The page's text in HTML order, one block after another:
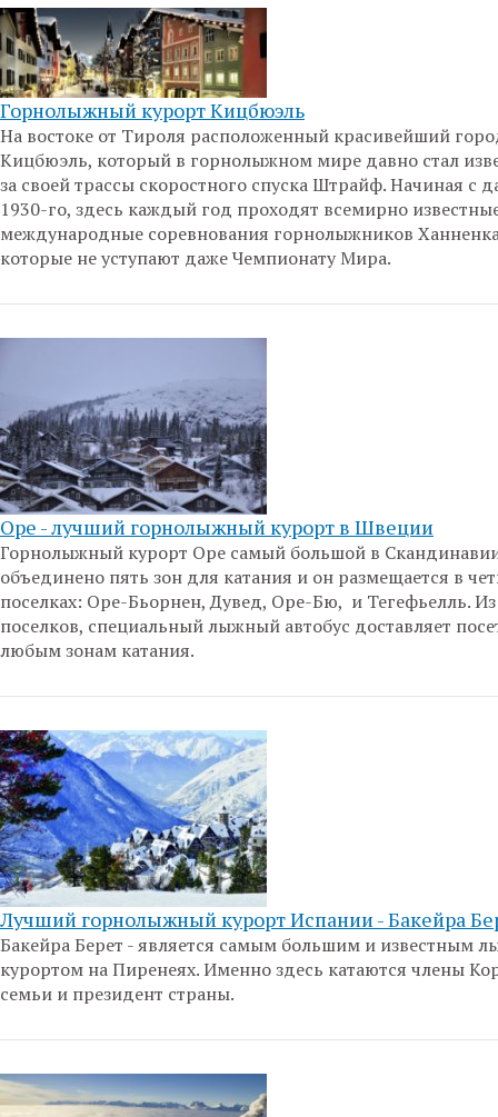
Горнолыжный курорт Кицбюэль
На востоке от Тироля расположенный красивейший
Кицбюэль, который в горнолыжном мире давно стал
за своей трассы скоростного спуска Штрайф. Начиная с
1930-го, здесь каждый год проходят всемирно
международные соревнования горнолыжников
которые не уступают даже Чемпионату Мира.
Оре - лучший горнолыжный курорт в Швеции
Горнолыжный курорт Оре самый большой в
объединено пять зон для катания и он размещается в
поселках: Оре-Бьорнен, Дувед, Ope-Бю, и Тегефьелль. Из
поселков, специальный лыжный автобус доставляет
любым зонам катания.
Лучший горнолыжный курорт Испании - Бакейра
Бакейра Берет - является самым большим и известным
курортом на Пиренеях. Именно здесь катаются члены
семьи и президент страны.